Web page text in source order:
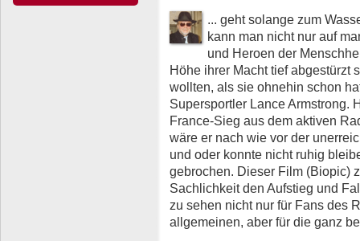
... geht solange zum
kann man nicht nur auf
und Heroen der
Höhe ihrer Macht tief abgestürzt
wollten, als sie ohnehin schon
Supersportler Lance Armstrong.
France-Sieg aus dem aktiven
wäre er nach wie vor der
und oder konnte nicht ruhig
gebrochen. Dieser Film (Biopic)
Sachlichkeit den Aufstieg und
zu sehen nicht nur für Fans des
allgemeinen, aber für die ganz